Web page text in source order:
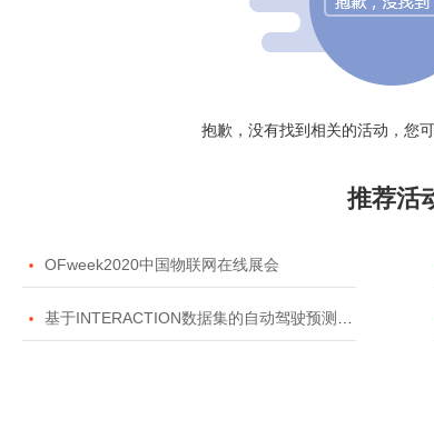
抱歉，没有找到相关的活动，您
推荐活
 OFweek2020中国物联网在线展会
 基于INTERACTION数据集的自动驾驶预测模型挑战赛